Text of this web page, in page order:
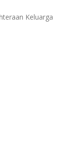
Keluarga